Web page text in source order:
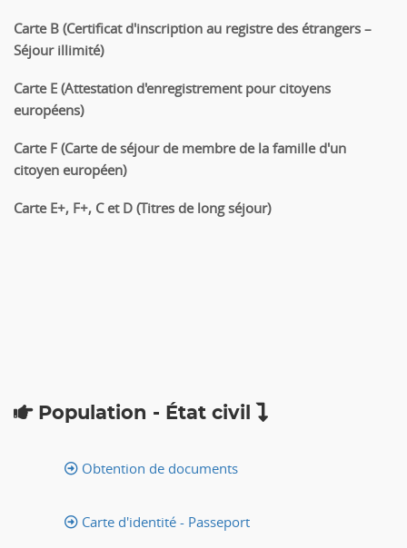
Carte B (Certificat d'inscription au registre des étrangers –
Séjour illimité)
Carte E (Attestation d'enregistrement pour citoyens
européens)
Carte F (Carte de séjour de membre de la famille d'un
citoyen européen)
Carte E+, F+, C et D (Titres de long séjour)
Population - État civil
Obtention de documents
Carte d'identité - Passeport